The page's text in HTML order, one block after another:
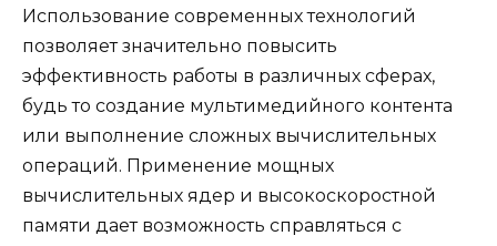
Использование современных технологий
позволяет значительно повысить
эффективность работы в различных сферах,
будь то создание мультимедийного контента
или выполнение сложных вычислительных
операций. Применение мощных
вычислительных ядер и высокоскоростной
памяти дает возможность справляться с